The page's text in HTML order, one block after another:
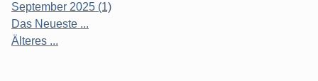
September 2025 (1)
Das Neueste ...
Älteres ...